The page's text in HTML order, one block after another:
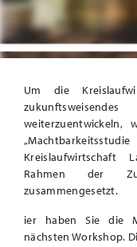
Um die
Kreislaufwirtschaft
Rahmen der
zusammengesetzt.
ier haben Sie die
nächsten Workshop.